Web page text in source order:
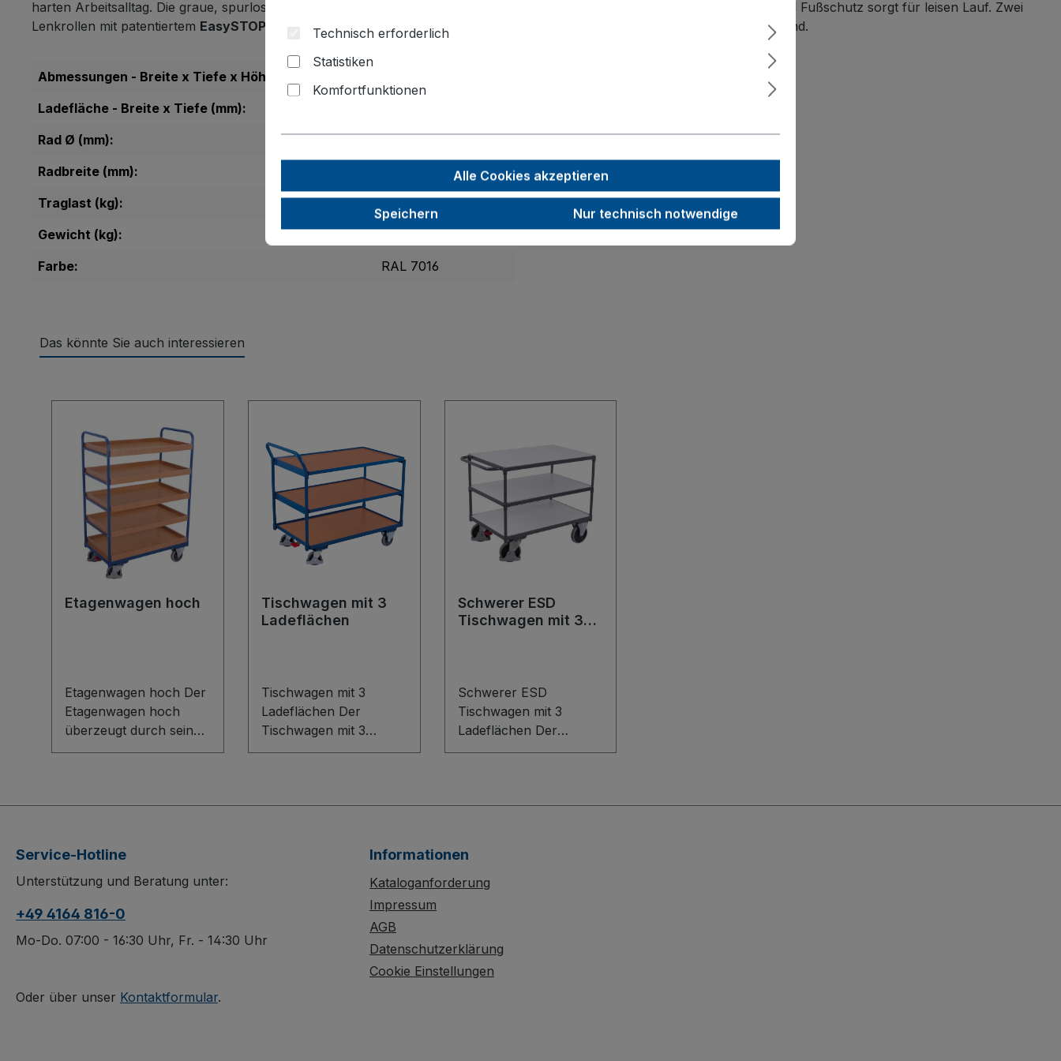
harten Arbeitsalltag. Die graue, spurlosen Bereifung aus thermoplastischem Gummi mit Präzisions-Rillenkugellager, Faden- und Fußschutz sorgt für leisen Lauf. Zwei
Lenkrollen mit patentiertem EasySTOP-Bremssystem und zwei Bockrollen ermöglichen sicheres Manövrieren und festen Stand.
Abmessungen - Breite x Tiefe x Höhe (mm):
Ladefläche - Breite x Tiefe (mm):
Rad Ø (mm):
160
Radbreite (mm):
Traglast (kg):
250
Gewicht (kg):
68,5
Farbe:
RAL 7016
Das könnte Sie auch interessieren
Etagenwagen hoch
Etagenwagen hoch Der
Etagenwagen hoch
überzeugt durch sein
flexibles Baukasten-
robusten Tabletts aus
variabel
herausnehmbaren
Ordnung, die dauerhaft
oberflächengeschützte,
lange Lebensdauer.
Tischwagen mit 3
Ladeflächen
Tischwagen mit 3
Ladeflächen Der
Tischwagen mit 3
Ladeflächen vereint
Industriequalität. Das
sorgt für eine stabile
Bodenkonstruktion,
während Ladeflächen
Holzwerkstoffplatten
Winkelstahl dauerhaft
Schwerer ESD
Tischwagen mit 3
Schwerer ESD
Tischwagen mit 3
Ladeflächen Der
schwere ESD
ideale Lösung für
flexible Baukasten-
System trifft auf eine
Bündige, elektrisch
leitfähige
Service-Hotline
Unterstützung und Beratung unter:
+49 4164 816-0
Mo-Do. 07:00 - 16:30 Uhr, Fr. - 14:30 Uhr
Oder über unser Kontaktformular.
Informationen
Kataloganforderung
Impressum
AGB
Datenschutzerklärung
Cookie Einstellungen
Technisch erforderlich
Statistiken
Komfortfunktionen
Alle Cookies akzeptieren
Speichern Nur technisch notwendige